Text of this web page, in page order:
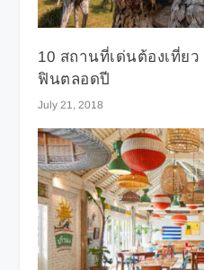
10 สถานที่เด่นต้องเที่ย
ฟินตลอดปี
July 21, 2018